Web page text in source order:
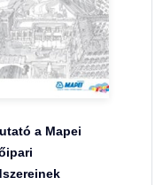
a Mapei